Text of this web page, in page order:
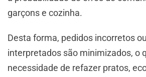
garçons e cozinha.
Desta forma, pedidos incorretos
interpretados são minimizados, o
necessidade de refazer pratos,